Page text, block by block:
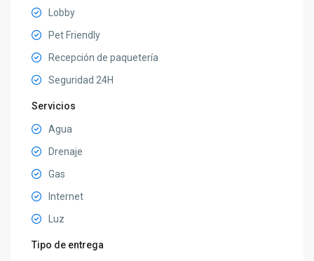
Lobby
Pet Friendly
Recepción de paquetería
Seguridad 24H
Servicios
Agua
Drenaje
Gas
Internet
Luz
Tipo de entrega